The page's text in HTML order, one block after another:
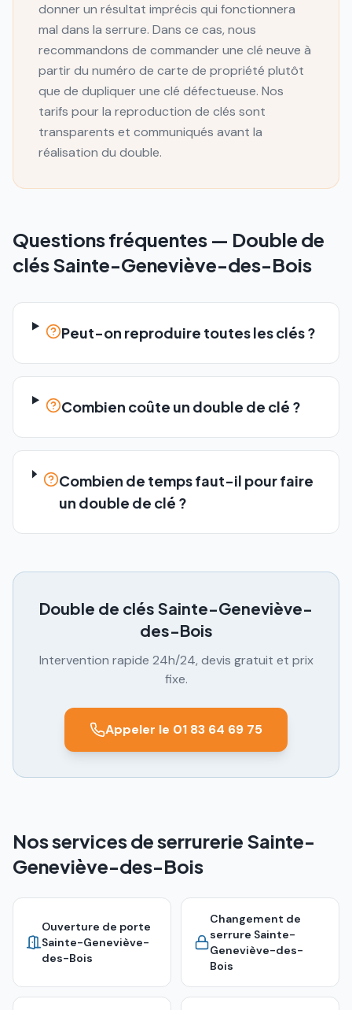
donner un résultat imprécis qui fonctionnera
mal dans la serrure. Dans ce cas, nous
recommandons de commander une clé neuve à
partir du numéro de carte de propriété plutôt
que de dupliquer une clé défectueuse. Nos
tarifs pour la reproduction de clés sont
transparents et communiqués avant la
réalisation du double.
Questions fréquentes — Double de
clésSainte-Geneviève-des-Bois
Peut-on reproduire toutes les clés ?
Combien coûte un double de clé ?
Combien de temps faut-il pour faire
un double de clé ?
Double de clés Sainte-Geneviève-
des-Bois
Intervention rapide 24h/24, devis gratuit et prix
fixe.
Appeler le 01 83 64 69 75
Nos services de serrurerie Sainte-
Geneviève-des-Bois
Ouverture de porte
Sainte-Geneviève-
des-Bois
Changement de
serrure Sainte-
Geneviève-des-
Bois